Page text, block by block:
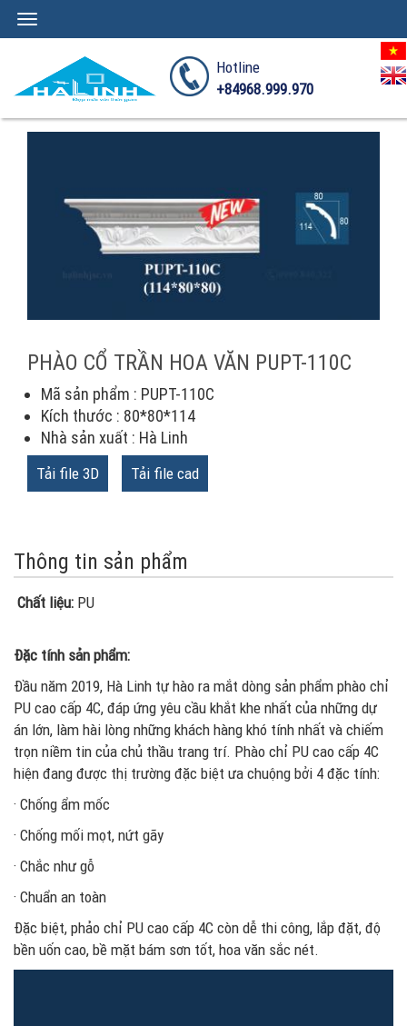
Hotline
+84968.999.970
Toggle
PHÀO CỔ TRẦN HOA VĂN PUPT-110C
Mã sản phẩm : PUPT-110C
Kích thước : 80*80*114
Nhà sản xuất : Hà Linh
Tải file 3D Tải file cad
Thông tin sản phẩm
Chất liệu: PU
Đặc tính sản phẩm:
Đầu năm 2019, Hà Linh tự hào ra mắt dòng sản phẩm phào chỉ
PU cao cấp 4C, đáp ứng yêu cầu khắt khe nhất của những dự
án lớn, làm hài lòng những khách hàng khó tính nhất và chiếm
trọn niềm tin của chủ thầu trang trí. Phào chỉ PU cao cấp 4C
hiện đang được thị trường đặc biệt ưa chuộng bởi 4 đặc tính:
· Chống ẩm mốc
· Chống mối mọt, nứt gãy
· Chắc như gỗ
· Chuẩn an toàn
Đặc biệt, phảo chỉ PU cao cấp 4C còn dễ thi công, lắp đặt, độ
bền uốn cao, bề mặt bám sơn tốt, hoa văn sắc nét.